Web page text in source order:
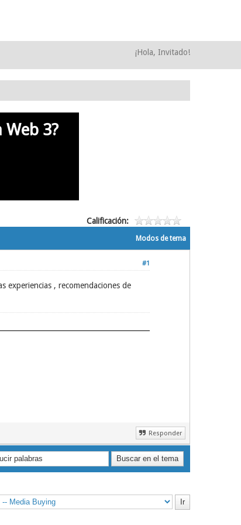
¡Hola, Invitado!
3?
Calificación:
Modos de tema
#1
experiencias , recomendaciones de
Responder